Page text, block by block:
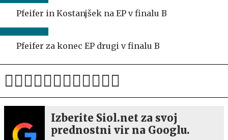
Pfeifer in Kostanjšek na EP v finalu B
Pfeifer za konec EP drugi v finalu B
Izberite Siol.net za svoj
prednostni vir na Googlu.